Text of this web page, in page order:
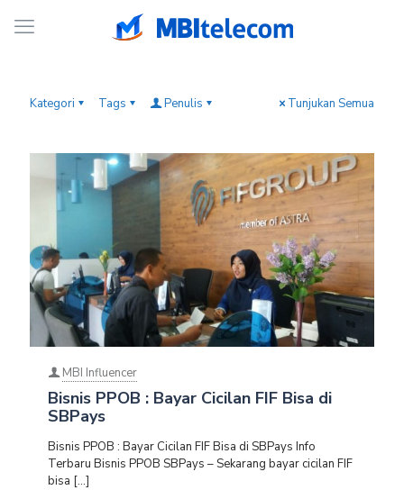
Kategori Tags Penulis Tunjukan Semua
MBI Influencer
Bisnis PPOB : Bayar Cicilan FIF Bisa di
SBPays
Bisnis PPOB : Bayar Cicilan FIF Bisa di SBPays Info
Terbaru Bisnis PPOB SBPays – Sekarang bayar cicilan FIF
bisa […]